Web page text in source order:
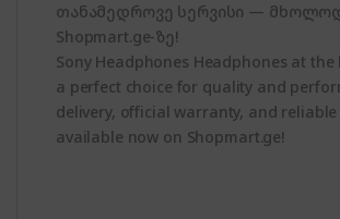
თანამედროვე სერვისი —
Shopmart.ge-ზე!
Sony Headphones Headphones at
a perfect choice for quality and
delivery, official warranty, and
available now on Shopmart.ge!